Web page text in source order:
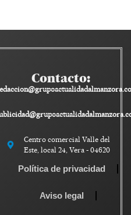
Contacto:
Centro comercial Valle del
Este, local 24, Vera - 04620
Política de privacidad
Aviso legal